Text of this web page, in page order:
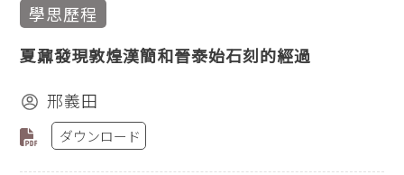
學思歷程
夏鼐發現敦煌漢簡和晉泰始石刻的經過
邢義田
ダウンロード